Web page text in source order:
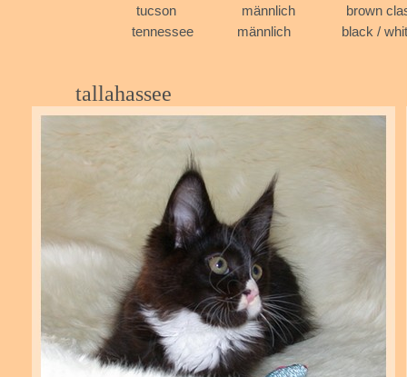
tucson männlich
tennessee
tallahassee